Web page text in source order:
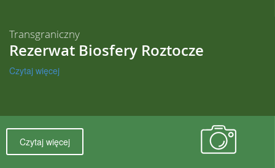
Transgraniczny
Rezerwat Biosfery Roztocze
Czytaj więcej
Czytaj więcej